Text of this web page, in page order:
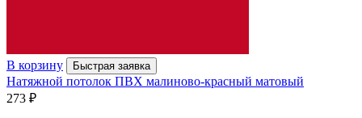
В корзину Быстрая заявка
Натяжной потолок ПВХ малиново-красный матовый
273 ₽